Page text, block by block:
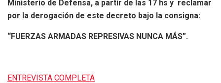
Ministerio de Defensa, a partir de las 17 hs y reclamar
por la derogación de este decreto bajo la consigna:
“FUERZAS ARMADAS REPRESIVAS NUNCA MÁS”.
ENTREVISTA COMPLETA